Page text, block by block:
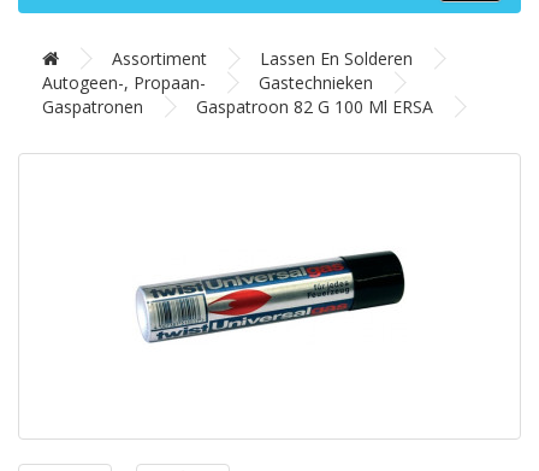
Assortiment
Lassen En Solderen
Autogeen-, Propaan-
Gastechnieken
Gaspatronen
Gaspatroon 82 G 100 Ml ERSA